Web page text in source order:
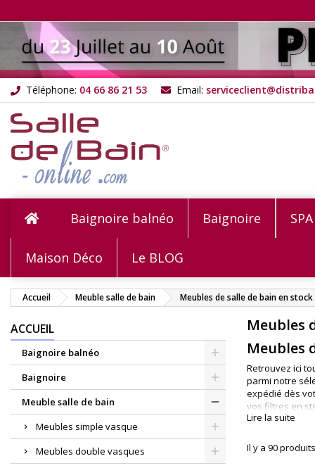
Téléphone: 04 66 86 21 53 Email:
Baignoire balnéo Baignoire SPA
Maison Déco Le BLOG
Accueil Meuble salle de bain Meubles de salle de bain en stock
ACCUEIL
Baignoire balnéo
Baignoire
Meuble salle de bain
Meubles simple vasque
Meubles double vasques
Meubles
Meubles
Retrouvez ici
parmi notre sé
expédié dès
vos filtres en
Une salle
Que votre
espaces
Lire la suite
Il y a 90
add_circle_outline